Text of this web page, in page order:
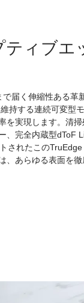
ィブエ
届く伸縮性ある革
持する連続可変型
を実現します。清
、完全内蔵型dToF
されたこの
、あらゆる表面を